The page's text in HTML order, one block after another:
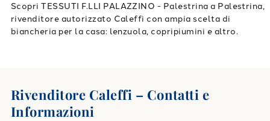
Scopri TESSUTI F.LLI PALAZZINO - Palestrina a Palestrina,
rivenditore autorizzato Caleffi con ampia scelta di
biancheria per la casa: lenzuola, copripiumini e altro.
Rivenditore Caleffi – Contatti e
Informazioni